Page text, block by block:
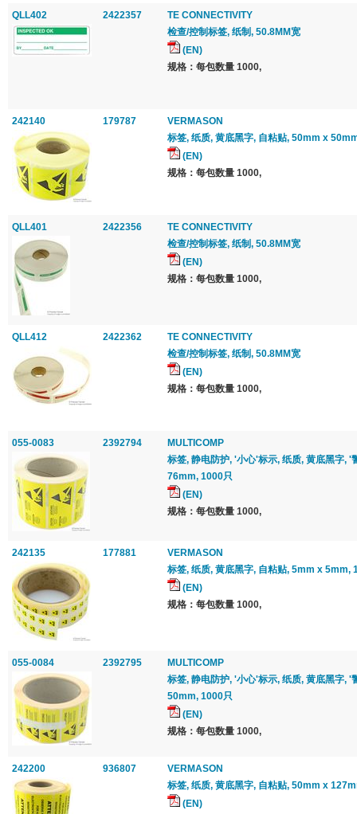
QLL402 2422357
TE CONNECTIVITY
检查/控制标签, 纸制, 50.8MM宽
(EN)
规格：每包数量 1000,
242140 179787
VERMASON
标签, 纸质, 黄底黑字, 自粘贴, 50mm x
(EN)
规格：每包数量 1000,
QLL401 2422356
TE CONNECTIVITY
检查/控制标签, 纸制, 50.8MM宽
(EN)
规格：每包数量 1000,
QLL412 2422362
TE CONNECTIVITY
检查/控制标签, 纸制, 50.8MM宽
(EN)
规格：每包数量 1000,
055-0083 2392794
MULTICOMP
标签, 静电防护, '小心'标示, 纸质, 黄底黑字,
76mm, 1000只
(EN)
规格：每包数量 1000,
242135 177881
VERMASON
标签, 纸质, 黄底黑字, 自粘贴, 5mm x 5mm,
(EN)
规格：每包数量 1000,
055-0084 2392795
MULTICOMP
标签, 静电防护, '小心'标示, 纸质, 黄底黑字,
50mm, 1000只
(EN)
规格：每包数量 1000,
242200 936807
VERMASON
标签, 纸质, 黄底黑字, 自粘贴, 50mm x
(EN)